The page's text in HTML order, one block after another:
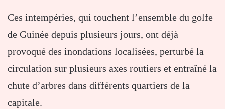
Ces intempéries, qui touchent l’ensemble du golfe
de Guinée depuis plusieurs jours, ont déjà
provoqué des inondations localisées, perturbé la
circulation sur plusieurs axes routiers et entraîné la
chute d’arbres dans différents quartiers de la
capitale.